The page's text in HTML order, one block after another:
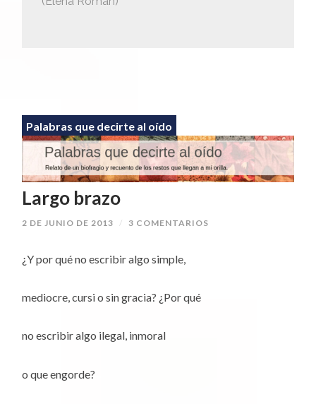
Palabras que decirte al oído
Largo brazo
2 DE JUNIO DE 2013 / 3 COMENTARIOS
¿Y por qué no escribir algo simple,
mediocre, cursi o sin gracia? ¿Por qué
no escribir algo ilegal, inmoral
o que engorde?